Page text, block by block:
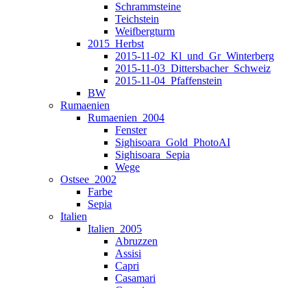
Schrammsteine
Teichstein
Weifbergturm
2015_Herbst
2015-11-02_Kl_und_Gr_Winterberg
2015-11-03_Dittersbacher_Schweiz
2015-11-04_Pfaffenstein
BW
Rumaenien
Rumaenien_2004
Fenster
Sighisoara_Gold_PhotoAI
Sighisoara_Sepia
Wege
Ostsee_2002
Farbe
Sepia
Italien
Italien_2005
Abruzzen
Assisi
Capri
Casamari